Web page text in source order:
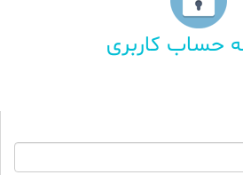
حساب کاربری